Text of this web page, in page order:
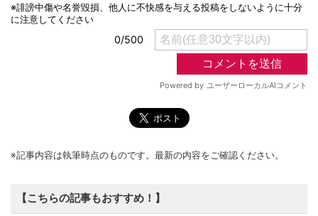
※記事内容は執筆時点のものです。最新の内容をご確認ください。
【こちらの記事もおすすめ！】